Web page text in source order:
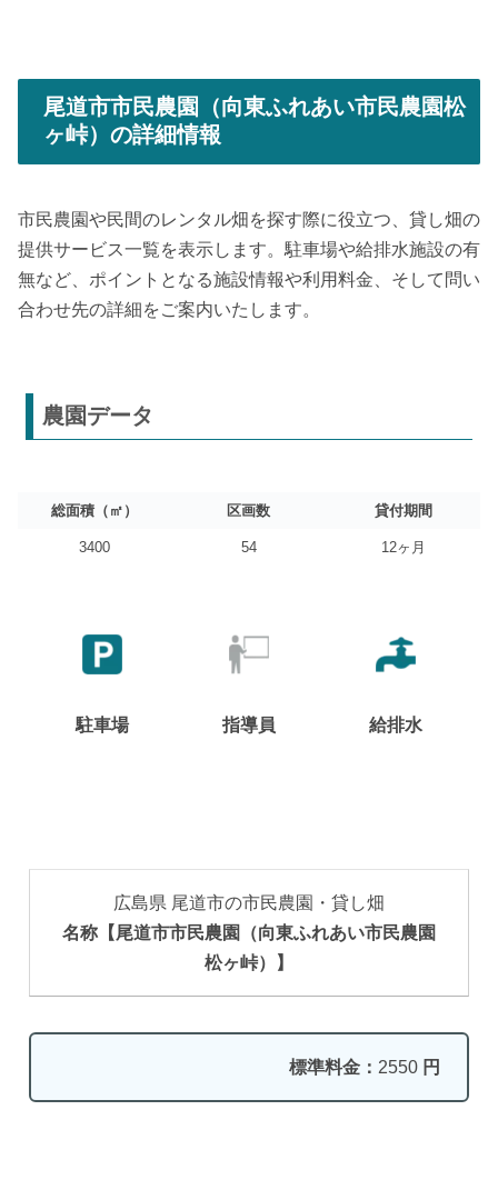
尾道市市民農園（向東ふれあい市民農園松
ヶ峠）の詳細情報
市民農園や民間のレンタル畑を探す際に役立つ、貸し畑の
提供サービス一覧を表示します。駐車場や給排水施設の有
無など、ポイントとなる施設情報や利用料金、そして問い
合わせ先の詳細をご案内いたします。
農園データ
総面積（㎡） 区画数 貸付期間
3400 54 12ヶ月
駐車場 指導員 給排水
広島県 尾道市の市民農園・貸し畑
名称【尾道市市民農園（向東ふれあい市民農園
松ヶ峠）】
標準料金： 2550 円